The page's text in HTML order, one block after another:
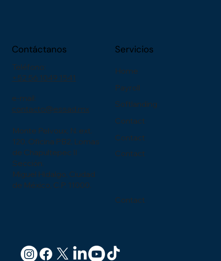
Servicios
Home
Payroll
Softlanding
Contact
Contact
Contact
Contact
Contáctanos
Teléfono:
+52 56 1049 1541
e-mail:
contacto@essad.mx
Monte Pelvoux, N. ext.
120, Oficina PB2, Lomas
de Chapultepec II
Sección.
Miguel Hidalgo, Ciudad
de México, C.P. 11000.